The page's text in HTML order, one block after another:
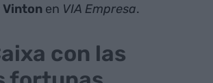
Vinton en VIA Empresa.
con las